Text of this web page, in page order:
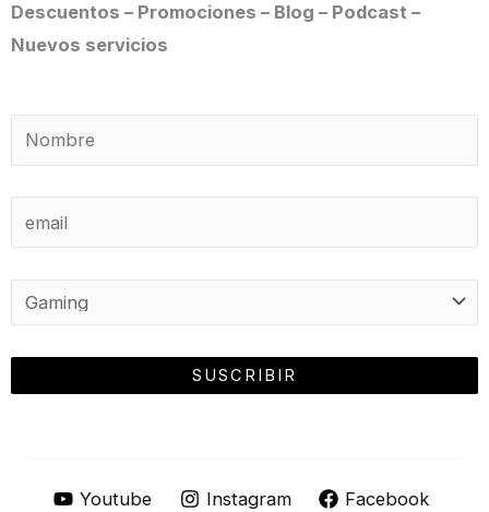
Descuentos – Promociones – Blog – Podcast –
Nuevos servicios
Youtube Instagram
Facebook